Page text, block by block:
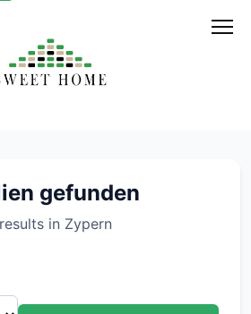
gefunden
in Zypern